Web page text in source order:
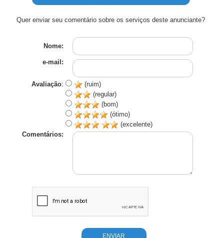
Quer enviar seu comentário sobre os serviços deste anunciante?
Nome:
e-mail:
Avaliação:
(ruim)
(regular)
(bom)
(ótimo)
(excelente)
Comentários: